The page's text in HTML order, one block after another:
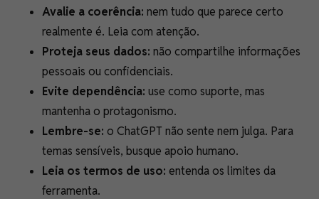
Avalie a coerência: nem tudo que parece certo
realmente é. Leia com atenção.
Proteja seus dados: não compartilhe informações
pessoais ou confidenciais.
Evite dependência: use como suporte, mas
mantenha o protagonismo.
Lembre-se: o ChatGPT não sente nem julga. Para
temas sensíveis, busque apoio humano.
Leia os termos de uso: entenda os limites da
ferramenta.